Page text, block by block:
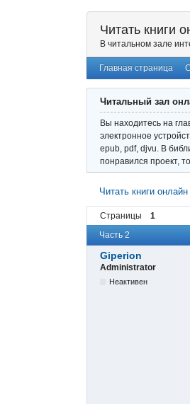
Читать книги
В читальном зале
Главная страница
Читальный зал
Вы находитесь на
электронное
epub, pdf, djvu. В
понравился проект,
Читать книги онлайн
Страницы 1
Часть 2
Giperion
Administrator
Неактивен